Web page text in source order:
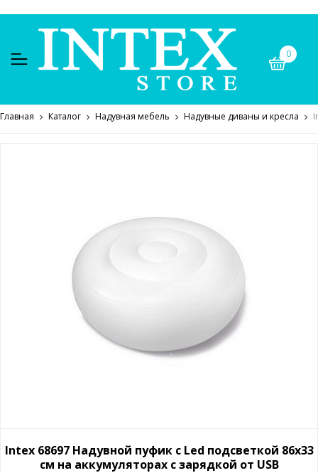
0
Главная Каталог Надувная мебель Надувные диваны и кресла
Intex 68697 Надувной пуфик с Led подсветкой 86х33
см на аккумуляторах с зарядкой от USB